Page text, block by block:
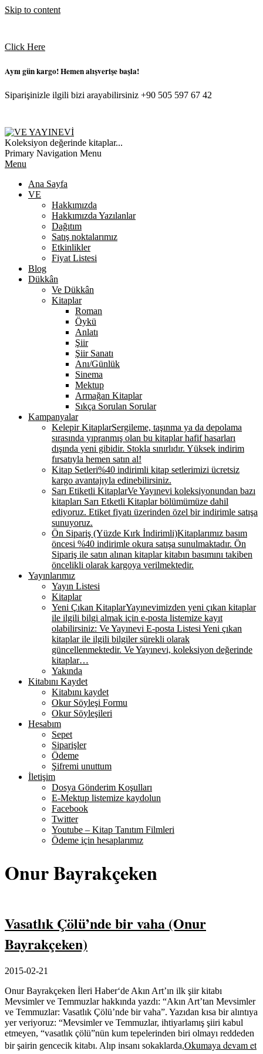
Skip to content
Click Here
Aynı gün kargo! Hemen alışverişe başla!
Siparişinizle ilgili bizi arayabilirsiniz +90 505 597 67 42
VE
YAYINEVI
Koleksiyon değerinde kitaplar...
Primary Navigation Menu
Menu
Ana Sayfa
VE
Hakkımızda
Hakkımızda Yazılanlar
Dağıtım
Satış noktalarımız
Etkinlikler
Fiyat Listesi
Blog
Dükkân
Ve Dükkân
Kitaplar
Roman
Öykü
Anlatı
Şiir
Şiir Sanatı
Anı/Günlük
Sinema
Mektup
Armağan Kitaplar
Sıkça Sorulan Sorular
Kampanyalar
Kelepir KitaplarSergileme, taşınma ya da depolama
sırasında yıpranmış olan bu kitaplar hafif hasarları
dışında yeni gibidir. Stokla sınırlıdır. Yüksek indirim
fırsatıyla hemen satın al!
Kitap Setleri%40 indirimli kitap setlerimizi ücretsiz
kargo avantajıyla edinebilirsiniz.
Sarı Etiketli KitaplarVe Yayınevi koleksiyonundan bazı
kitapları Sarı Etketli Kitaplar bölümümüze dahil
ediyoruz. Etiket fiyatı üzerinden özel bir indirimle satışa
sunuyoruz.
Ön Sipariş (Yüzde Kırk İndirimli)Kitaplarımız basım
öncesi %40 indirimle okura satışa sunulmaktadır. Ön
Sipariş ile satın alınan kitaplar kitabın basımını takiben
öncelikli olarak kargoya verilmektedir.
Yayınlarımız
Yayın Listesi
Kitaplar
Yeni Çıkan KitaplarYayınevimizden yeni çıkan kitaplar
ile ilgili bilgi almak için e-posta listemize kayıt
olabilirsiniz: Ve Yayınevi E-posta Listesi Yeni çıkan
kitaplar ile ilgili bilgiler sürekli olarak
güncellenmektedir. Ve Yayınevi, koleksiyon değerinde
kitaplar…
Yakında
Kitabını Kaydet
Kitabını kaydet
Okur Söyleşi Formu
Okur Söyleşileri
Hesabım
Sepet
Siparişler
Ödeme
Şifremi unuttum
İletişim
Dosya Gönderim Koşulları
E-Mektup listemize kaydolun
Facebook
Twitter
Youtube – Kitap Tanıtım Filmleri
Ödeme için hesaplarımız
Onur Bayrakçeken
Vasatlık Çölü’nde bir vaha (Onur
Bayrakçeken)
2015-02-21
Onur Bayrakçeken İleri Haber‘de Akın Art’ın ilk şiir kitabı
Mevsimler ve Temmuzlar hakkında yazdı: “Akın Art’tan Mevsimler
ve Temmuzlar: Vasatlık Çölü’nde bir vaha”. Yazıdan kısa bir alıntıya
yer veriyoruz: “Mevsimler ve Temmuzlar, ihtiyarlamış şiiri kabul
etmeyen, “vasatlık çölü”nün kum tepelerinden biri olmayı reddeden
bir şairin gencecik kitabı. Alıp insanı sokaklarda,Okumaya devam et